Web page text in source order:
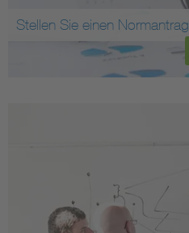
Stellen Sie einen Normantrag